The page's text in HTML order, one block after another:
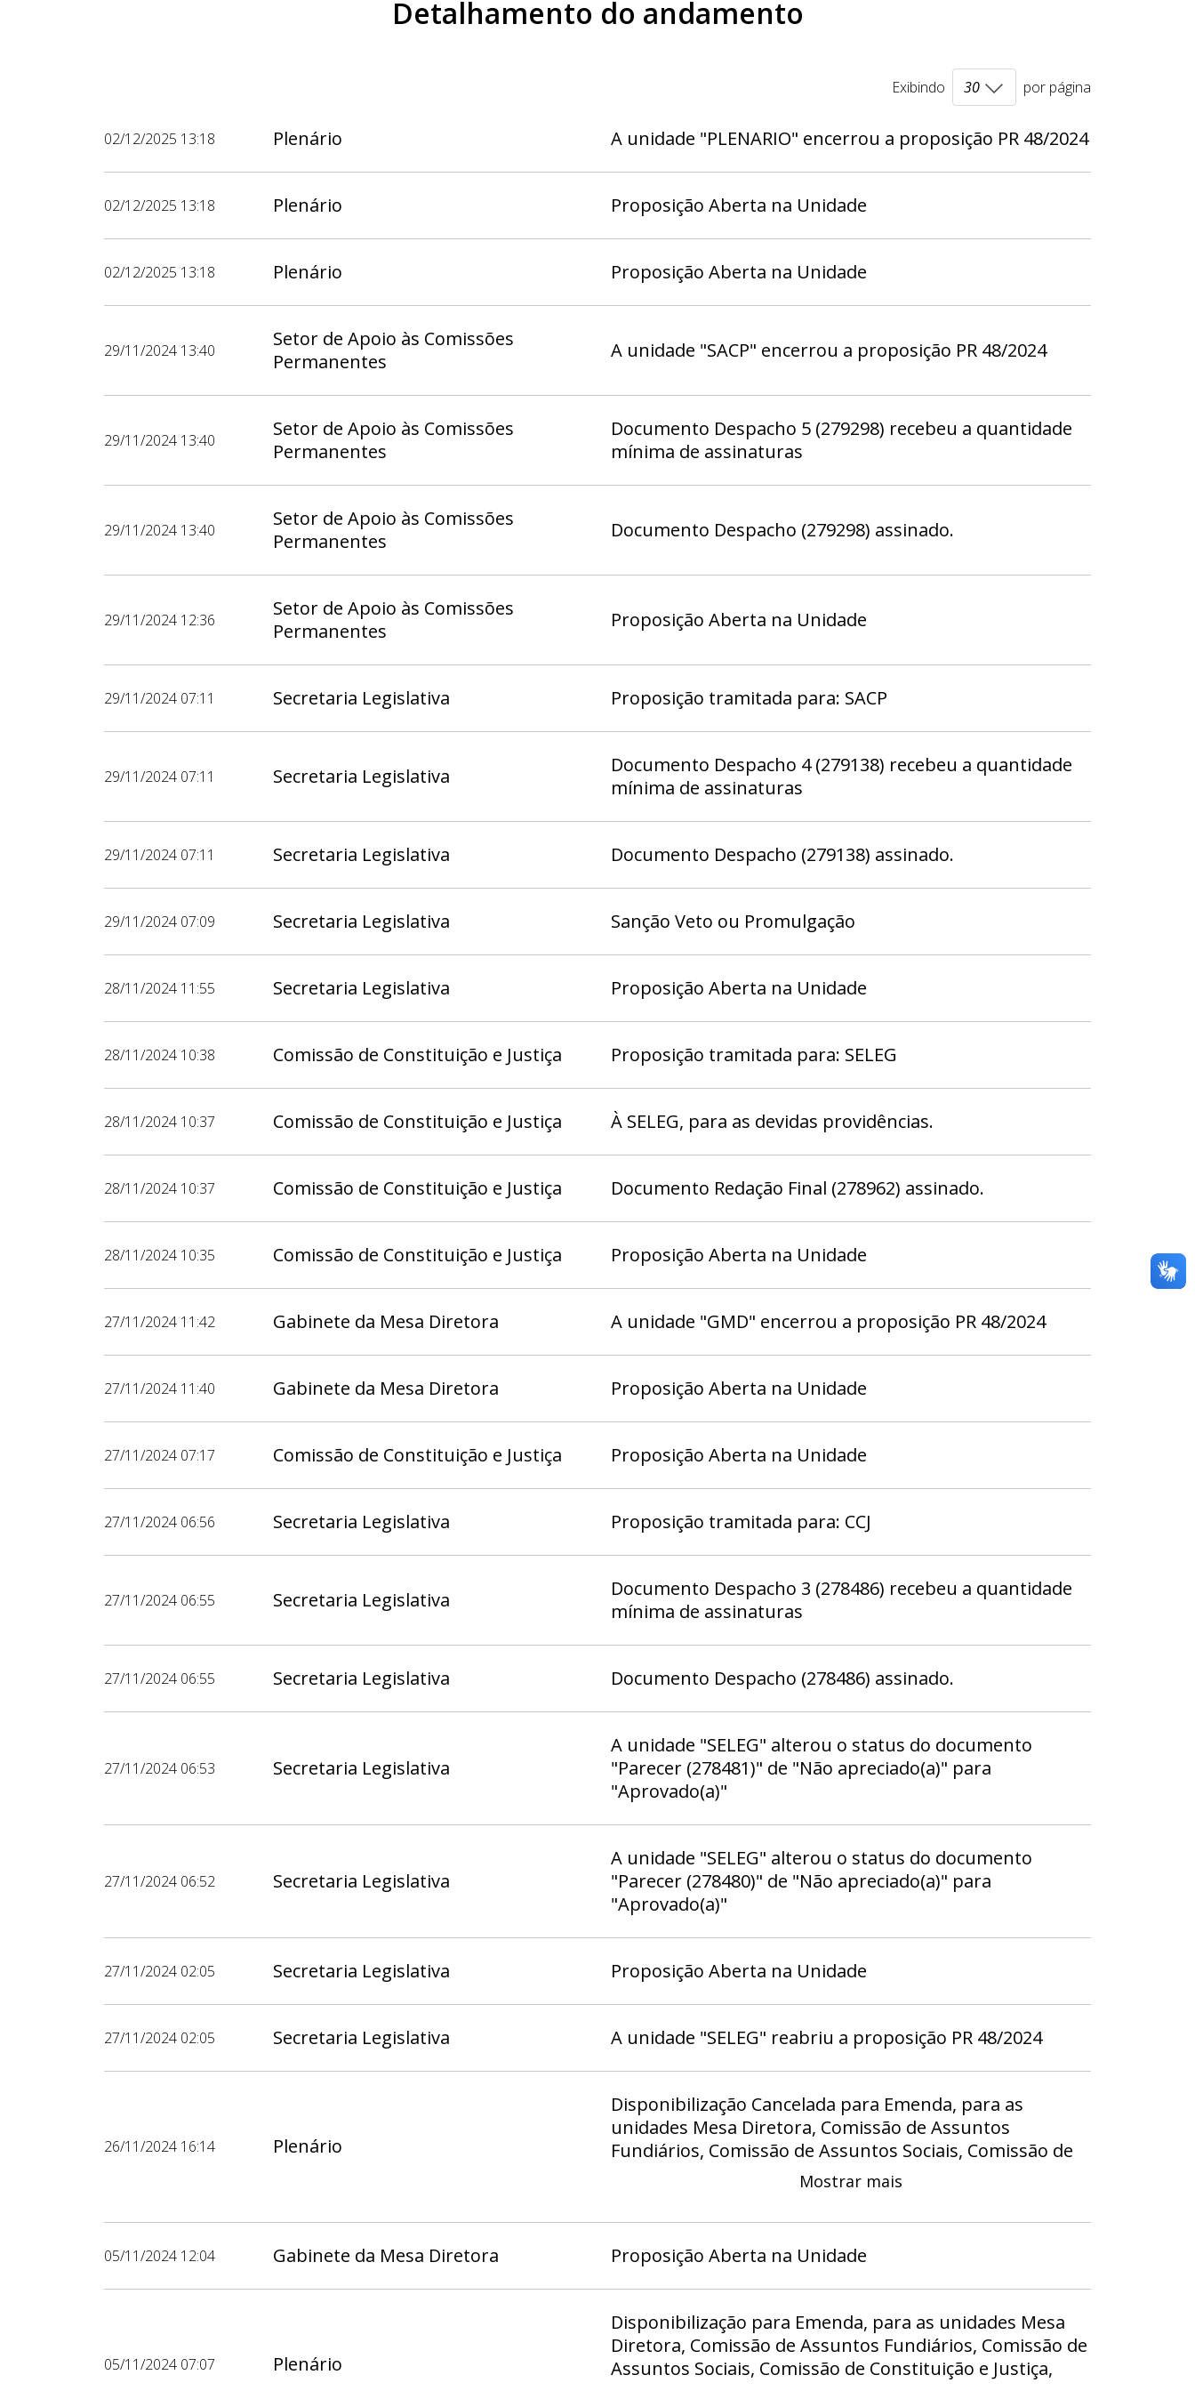
Detalhamento do andamento
Exibindo por página
02/12/2025 13:18 Plenário A unidade "PLENARIO" encerrou a proposição PR 48/2024
02/12/2025 13:18 Plenário Proposição Aberta na Unidade
02/12/2025 13:18 Plenário Proposição Aberta na Unidade
29/11/2024 13:40
Setor de Apoio às Comissões
Permanentes
A unidade "SACP" encerrou a proposição PR 48/2024
29/11/2024 13:40
Setor de Apoio às Comissões
Permanentes
Documento Despacho 5 (279298) recebeu a quantidade
mínima de assinaturas
29/11/2024 13:40
Setor de Apoio às Comissões
Permanentes
Documento Despacho (279298) assinado.
29/11/2024 12:36
Setor de Apoio às Comissões
Permanentes
Proposição Aberta na Unidade
29/11/2024 07:11 Secretaria Legislativa Proposição tramitada para: SACP
29/11/2024 07:11 Secretaria Legislativa
Documento Despacho 4 (279138) recebeu a quantidade
mínima de assinaturas
29/11/2024 07:11 Secretaria Legislativa Documento Despacho (279138) assinado.
29/11/2024 07:09 Secretaria Legislativa Sanção Veto ou Promulgação
28/11/2024 11:55 Secretaria Legislativa Proposição Aberta na Unidade
28/11/2024 10:38 Comissão de Constituição e Justiça Proposição tramitada para: SELEG
28/11/2024 10:37 Comissão de Constituição e Justiça À SELEG, para as devidas providências.
28/11/2024 10:37 Comissão de Constituição e Justiça Documento Redação Final (278962) assinado.
28/11/2024 10:35 Comissão de Constituição e Justiça Proposição Aberta na Unidade
27/11/2024 11:42 Gabinete da Mesa Diretora A unidade "GMD" encerrou a proposição PR 48/2024
27/11/2024 11:40 Gabinete da Mesa Diretora Proposição Aberta na Unidade
27/11/2024 07:17 Comissão de Constituição e Justiça Proposição Aberta na Unidade
27/11/2024 06:56 Secretaria Legislativa Proposição tramitada para: CCJ
27/11/2024 06:55 Secretaria Legislativa
Documento Despacho 3 (278486) recebeu a quantidade
mínima de assinaturas
27/11/2024 06:55 Secretaria Legislativa Documento Despacho (278486) assinado.
27/11/2024 06:53 Secretaria Legislativa
A unidade "SELEG" alterou o status do documento
"Parecer (278481)" de "Não apreciado(a)" para
"Aprovado(a)"
27/11/2024 06:52 Secretaria Legislativa
A unidade "SELEG" alterou o status do documento
"Parecer (278480)" de "Não apreciado(a)" para
"Aprovado(a)"
27/11/2024 02:05 Secretaria Legislativa Proposição Aberta na Unidade
27/11/2024 02:05 Secretaria Legislativa A unidade "SELEG" reabriu a proposição PR 48/2024
26/11/2024 16:14 Plenário
Disponibilização Cancelada para Emenda, para as
unidades Mesa Diretora, Comissão de Assuntos
Fundiários, Comissão de Assuntos Sociais, Comissão de
Constituição e Justiça, Comissão de Defesa do
Cidadania e Legislação Participativa, Comissão de
Desenvolvimento Econômico Sustentável Ciência
Tecnologia Meio Ambiente e Turismo, Comissão de
Economia Orçamento e Finanças, Comissão de Educação
Saúde e Cultura, Comissão de Fiscalização Governança
Transparência e Controle, Comissão de Segurança,
Comissão de Transporte e Mobilidade Urbana, Gabinete
da Mesa Diretora, Gabinete da Terceira Secretaria,
Mostrar mais
05/11/2024 12:04 Gabinete da Mesa Diretora Proposição Aberta na Unidade
05/11/2024 07:07 Plenário
Disponibilização para Emenda, para as unidades Mesa
Diretora, Comissão de Assuntos Fundiários, Comissão de
Assuntos Sociais, Comissão de Constituição e Justiça,